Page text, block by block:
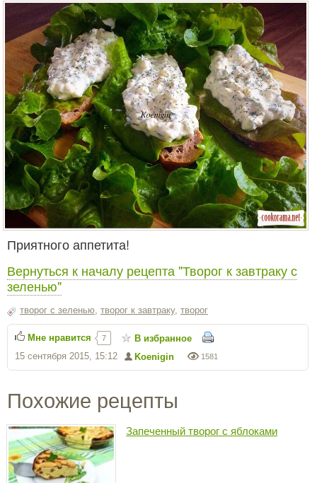
Приятного аппетита!
Вернуться к началу рецепта "Творог к завтраку с
зеленью"
творог с зеленью творог к завтраку, творог
1581
Koenigin
15 сентября 2015, 15:12
Мне нравится 7 В избранное
Похожие рецепты
Запеченный творог с яблоками